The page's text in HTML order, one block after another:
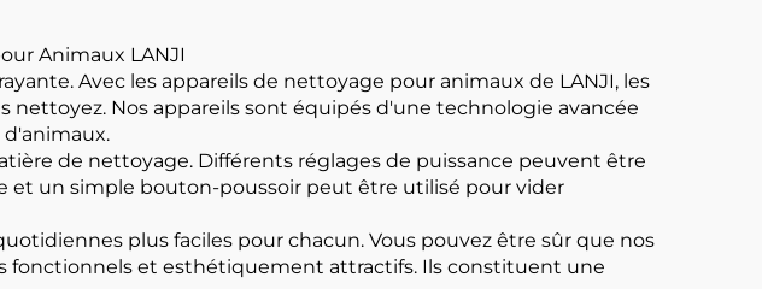
Animaux LANJI
Avec les appareils de nettoyage pour animaux de LANJI, les
Nos appareils sont équipés d'une technologie avancée
de nettoyage. Différents réglages de puissance peuvent être
et un simple bouton-poussoir peut être utilisé pour vider
plus faciles pour chacun. Vous pouvez être sûr que nos
fonctionnels et esthétiquement attractifs. Ils constituent une